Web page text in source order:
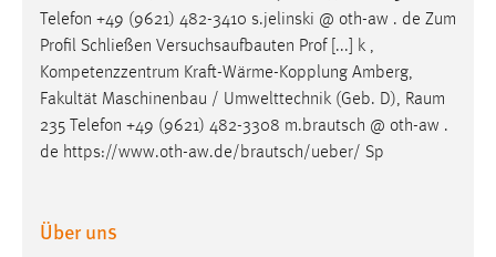
Telefon +49 (9621) 482-3410 s.jelinski @ oth-aw . de Zum
Profil Schließen Versuchsaufbauten Prof [...] k ,
Kompetenzzentrum Kraft-Wärme-Kopplung Amberg,
Fakultät Maschinenbau / Umwelttechnik (Geb. D), Raum
235 Telefon +49 (9621) 482-3308 m.brautsch @ oth-aw .
de https://www.oth-aw.de/brautsch/ueber/ Sp
Über uns